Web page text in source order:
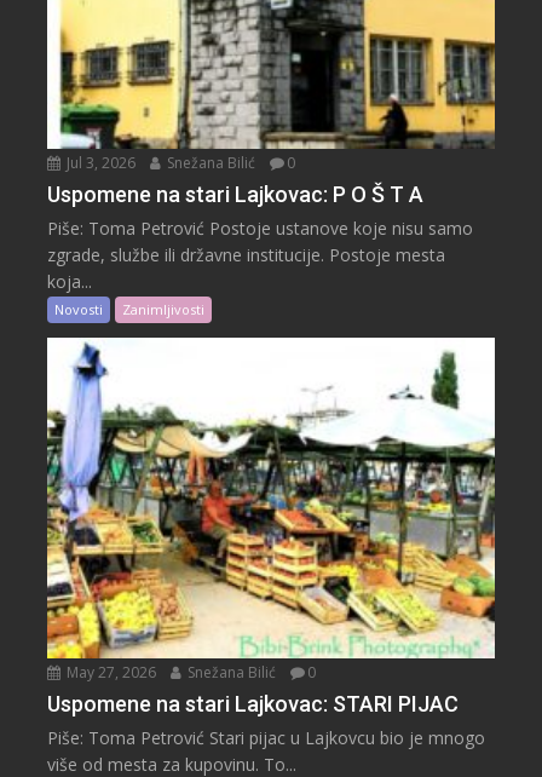
Jul 3, 2026 Snežana Bilić 0
Uspomene na stari Lajkovac: P O Š T A
Piše: Toma Petrović Postoje ustanove koje nisu samo
zgrade, službe ili državne institucije. Postoje mesta
koja...
Novosti Zanimljivosti
May 27, 2026 Snežana Bilić 0
Uspomene na stari Lajkovac: STARI PIJAC
Piše: Toma Petrović Stari pijac u Lajkovcu bio je mnogo
više od mesta za kupovinu. To...